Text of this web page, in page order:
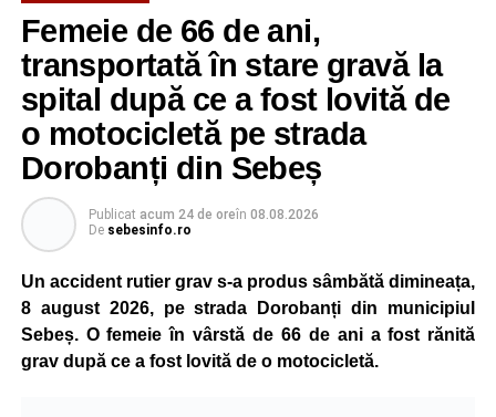
Femeie de 66 de ani,
transportată în stare gravă la
spital după ce a fost lovită de
o motocicletă pe strada
Dorobanți din Sebeș
Publicat acum 24 de oreîn 08.08.2026
De sebesinfo.ro
Un accident rutier grav s-a produs sâmbătă dimineața,
8 august 2026, pe strada Dorobanți din municipiul
Sebeș. O femeie în vârstă de 66 de ani a fost rănită
grav după ce a fost lovită de o motocicletă.